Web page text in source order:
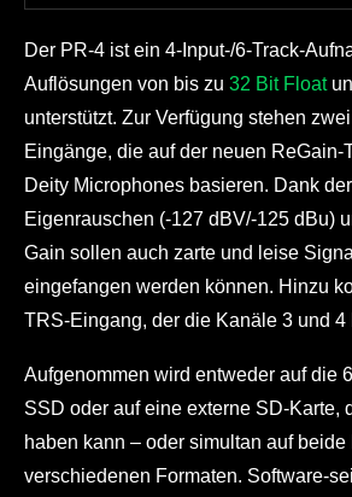
Der PR-4 ist ein 4-Input-/6-Track-
Auflösungen von bis zu 32 Bit Float
unterstützt. Zur Verfügung stehen
Eingänge, die auf der neuen ReGain-
Deity Microphones basieren. Dank
Eigenrauschen (-127 dBV/-125 dBu)
Gain sollen auch zarte und leise
eingefangen werden können. Hinzu
TRS-Eingang, der die Kanäle 3 und 4
Aufgenommen wird entweder auf die
SSD oder auf eine externe SD-Karte,
haben kann – oder simultan auf
verschiedenen Formaten. Software-